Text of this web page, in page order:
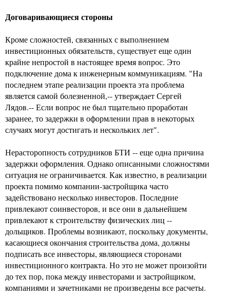
Договаривающиеся стороны
Кроме сложностей, связанных с выполнением
инвестиционных обязательств, существует еще один
крайне непростой в настоящее время вопрос. Это
подключение дома к инженерным коммуникациям. "На
последнем этапе реализации проекта эта проблема
является самой болезненной,-- утверждает Сергей
Лядов.-- Если вопрос не был тщательно проработан
заранее, то задержки в оформлении прав в некоторых
случаях могут достигать и нескольких лет".
Нерасторопность сотрудников БТИ -- еще одна причина
задержки оформления. Однако описанными сложностями
ситуация не ограничивается. Как известно, в реализации
проекта помимо компании-застройщика часто
задействовано несколько инвесторов. Последние
привлекают соинвесторов, и все они в дальнейшем
привлекают к строительству физических лиц --
дольщиков. Проблемы возникают, поскольку документы,
касающиеся окончания строительства дома, должны
подписать все инвесторы, являющиеся сторонами
инвестиционного контракта. Но это не может произойти
до тех пор, пока между инвесторами и застройщиком,
компаниями и зачетниками не произведены все расчеты.